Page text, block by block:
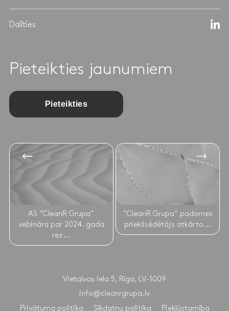
Dalīties
Pieteikties jaunumiem
Pieteikties
AS “CleanR Grupa”
vebināra par 2024. gada
rez...
“CleanR Grupa” padomes
priekšsēdētājs atkārto...
Vietalvas iela 5, Rīga, LV-1009
info@cleanrgrupa.lv
Privātuma politika Sīkdatņu politika Piekļūstamība